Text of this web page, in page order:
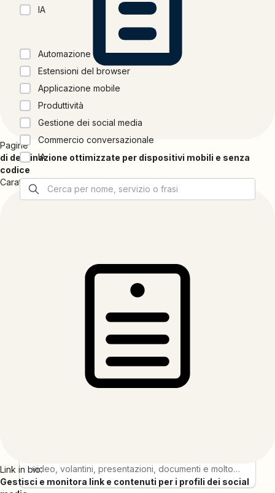
Pagine
di destinazione ottimizzate per dispositivi mobili e senza
codice
Caratteristiche
Link in bio:
Gestisci e monitora link e contenuti per i profili dei social
IA
Automazione
Estensioni del browser
Applicazione mobile
Produttività
Gestione dei social media
Commercio conversazionale
IA
"AddEvent è un'azienda di software all'avanguardia
che fornisce soluzioni di marketing tramite
migliaia di aziende in tutto il mondo. La nostra
con i propri utenti attraverso i calendari,
considerandoli un nuovo canale di marketing, e i
nostri strumenti sono utilizzati da centinaia di milioni
di persone ogni anno."
video, volantini, presentazioni, documenti e molto
altro di grande impatto, a casa, al lavoro e in